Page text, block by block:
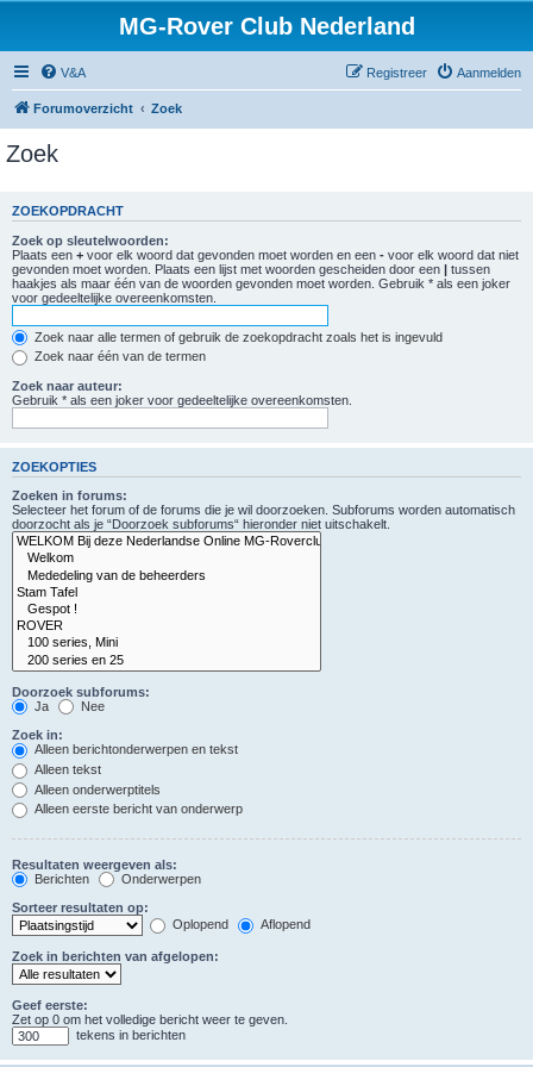
MG-Rover Club Nederland
V&A Aanmelden
Registreer
Forumoverzicht Zoek
Zoek
ZOEKOPDRACHT
Zoek op sleutelwoorden:
Plaats een + voor elk woord dat gevonden moet worden en een - voor elk woord dat niet
gevonden moet worden. Plaats een lijst met woorden gescheiden door een | tussen
haakjes als maar één van de woorden gevonden moet worden. Gebruik * als een joker
voor gedeeltelijke overeenkomsten.
Zoek naar alle termen of gebruik de zoekopdracht zoals het is ingevuld
Zoek naar één van de termen
Zoek naar auteur:
Gebruik * als een joker voor gedeeltelijke overeenkomsten.
ZOEKOPTIES
Zoeken in forums:
Selecteer het forum of de forums die je wil doorzoeken. Subforums worden automatisch
doorzocht als je “Doorzoek subforums“ hieronder niet uitschakelt.
Doorzoek subforums:
Ja
Nee
Zoek in:
Alleen berichtonderwerpen en tekst
Alleen tekst
Alleen onderwerptitels
Alleen eerste bericht van onderwerp
Resultaten weergeven als:
Berichten
Onderwerpen
Sorteer resultaten op:
Oplopend
Aflopend
Zoek in berichten van afgelopen:
Geef eerste:
Zet op 0 om het volledige bericht weer te geven.
tekens in berichten